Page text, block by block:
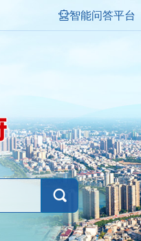
智能问答平台